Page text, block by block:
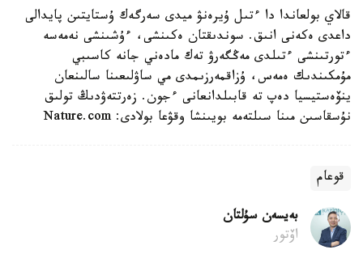
قالاي بولعاندا دا ءتىل ۇيرەنۋ ميدى سەرگەك ۇستايتىن پايدالى
داعدى ەكەنى انىق. سوندىقتان ەكىنشى، ءۇشىنشى نەمەسە
ءتورتىنشى ءتىلدى مەڭگەرۋ تەك مادەني جانە كاسىبي
مۇمكىندىك ەمەس، ۇزاقمەرزىمدى مي ساۋلىعىنا سالىنعان
ينۆەستيسيا دەپ تە قابىلدانعانى ءجون. زەرتتەۋدىڭ تولىق
نۇسقاسىن مىنا سىلتەمە بويىنشا وقۋعا بولادى: Nature.com
قوعام
بەيسەن سۇلتان
اۆتور